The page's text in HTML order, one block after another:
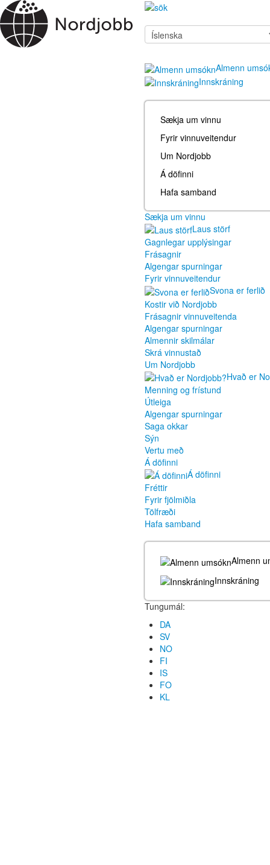
Almenn
Innskráning
Sækja um vinnu
Fyrir vinnuveitendur
Um Nordjobb
Á döfinni
Hafa samband
Sækja um vinnu
Laus störf
Gagnlegar upplýsingar
Frásagnir
Algengar spurningar
Fyrir vinnuveitendur
Svona er ferlið
Kostir við Nordjobb
Frásagnir vinnuveitenda
Algengar spurningar
Almennir skilmálar
Skrá vinnustað
Um Nordjobb
Hvað er
Menning og frístund
Útleiga
Algengar spurningar
Saga okkar
Sýn
Vertu með
Á döfinni
Á döfinni
Fréttir
Fyrir fjölmiðla
Tölfræði
Hafa samband
Almenn
Innskráning
Tungumál:
DA
SV
NO
FI
IS
FO
KL